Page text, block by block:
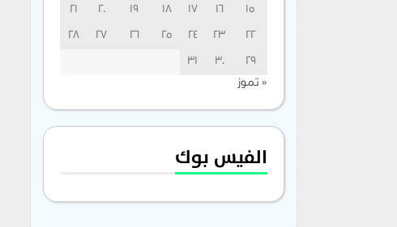
15
16
17
18
19
20
21
22
23
24
25
26
27
28
29
30
31
« تموز
الفيس بوك